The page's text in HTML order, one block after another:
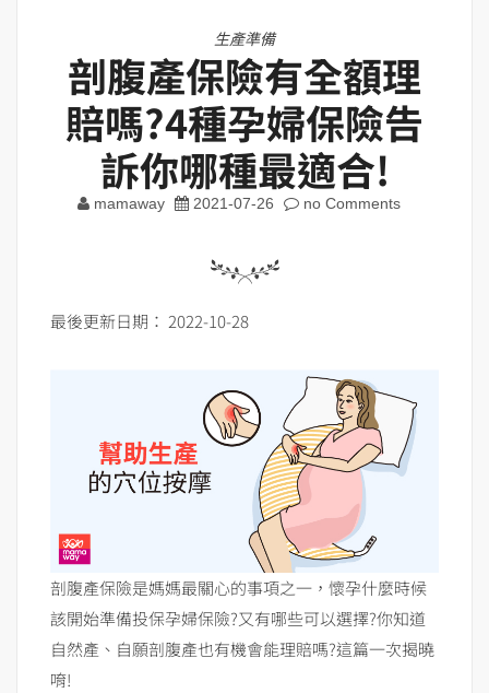
生產準備
剖腹產保險有全額理
賠嗎?4種孕婦保險告
訴你哪種最適合!
mamaway 2021-07-26 no Comments
最後更新日期： 2022-10-28
剖腹產保險是媽媽最關心的事項之一，懷孕什麼時候
該開始準備投保孕婦保險?又有哪些可以選擇?你知道
自然產、自願剖腹產也有機會能理賠嗎?這篇一次揭曉
唷!